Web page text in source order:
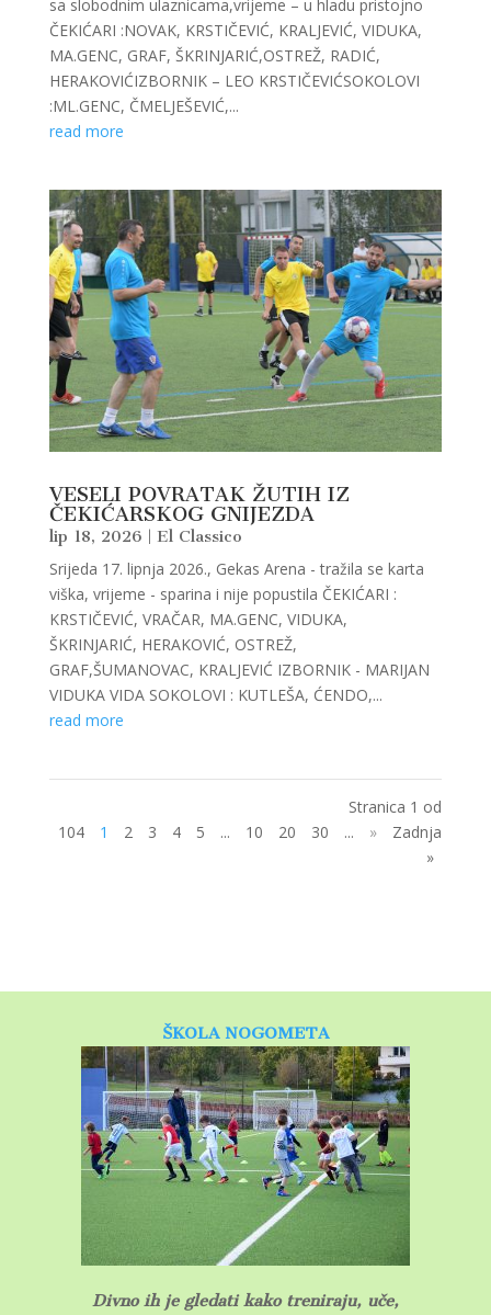
sa slobodnim ulaznicama,vrijeme – u hladu pristojno
ČEKIĆARI :NOVAK, KRSTIČEVIĆ, KRALJEVIĆ, VIDUKA,
MA.GENC, GRAF, ŠKRINJARIĆ,OSTREŽ, RADIĆ,
HERAKOVIĆIZBORNIK – LEO KRSTIČEVIĆSOKOLOVI
:ML.GENC, ČMELJEŠEVIĆ,...
read more
VESELI POVRATAK ŽUTIH IZ
ČEKIĆARSKOG GNIJEZDA
lip 18, 2026 | El Classico
Srijeda 17. lipnja 2026., Gekas Arena - tražila se karta
viška, vrijeme - sparina i nije popustila ČEKIĆARI :
KRSTIČEVIĆ, VRAČAR, MA.GENC, VIDUKA,
ŠKRINJARIĆ, HERAKOVIĆ, OSTREŽ,
GRAF,ŠUMANOVAC, KRALJEVIĆ IZBORNIK - MARIJAN
VIDUKA VIDA SOKOLOVI : KUTLEŠA, ĆENDO,...
read more
Stranica 1 od
104
1 2 3 4 5 ... 10 20 30 ... »
Zadnja
»
ŠKOLA NOGOMETA
Divno ih je gledati kako treniraju, uče,